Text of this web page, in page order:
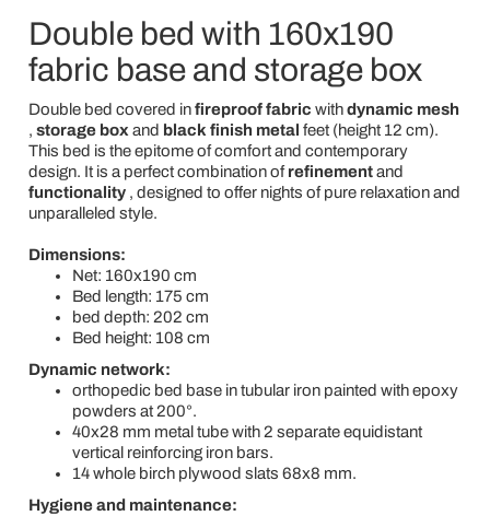
Double bed with 160x190
fabric base and storage box
Double bed covered infireproof fabric withdynamic mesh
, storage box and black finish metal feet (height 12 cm).
This bed is the epitome of comfort and contemporary
design. It is a perfect combination ofrefinementand
functionality, designed to offer nights of pure relaxation and
unparalleled style.
Dimensions:
Net: 160x190 cm
Bed length: 175 cm
bed depth: 202 cm
Bed height: 108 cm
Dynamic network:
orthopedic bed base in tubular iron painted with epoxy
powders at 200°.
40x28 mm metal tube with 2 separate equidistant
vertical reinforcing iron bars.
14 whole birch plywood slats 68x8 mm.
Hygiene and maintenance: